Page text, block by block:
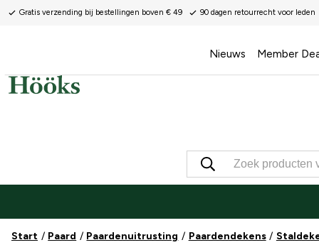
Gratis verzending bij bestellingen boven € 49 90 dagen retourrecht voor leden
Nieuws Member
Start Paard Paardenuitrusting Paardendekens